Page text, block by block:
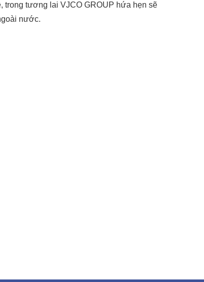
trong tương lai VJCO GROUP hứa hẹn sẽ
nước.